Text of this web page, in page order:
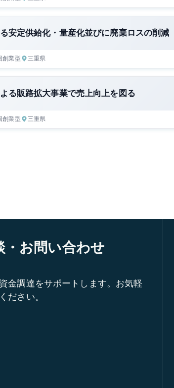
安定供給化・量産化並びに廃棄ロスの削減
創業型 三重県
る販路拡大事業で売上向上を図る
創業型 三重県
・お問い合わせ
金調達をサポートします。お気軽
ださい。